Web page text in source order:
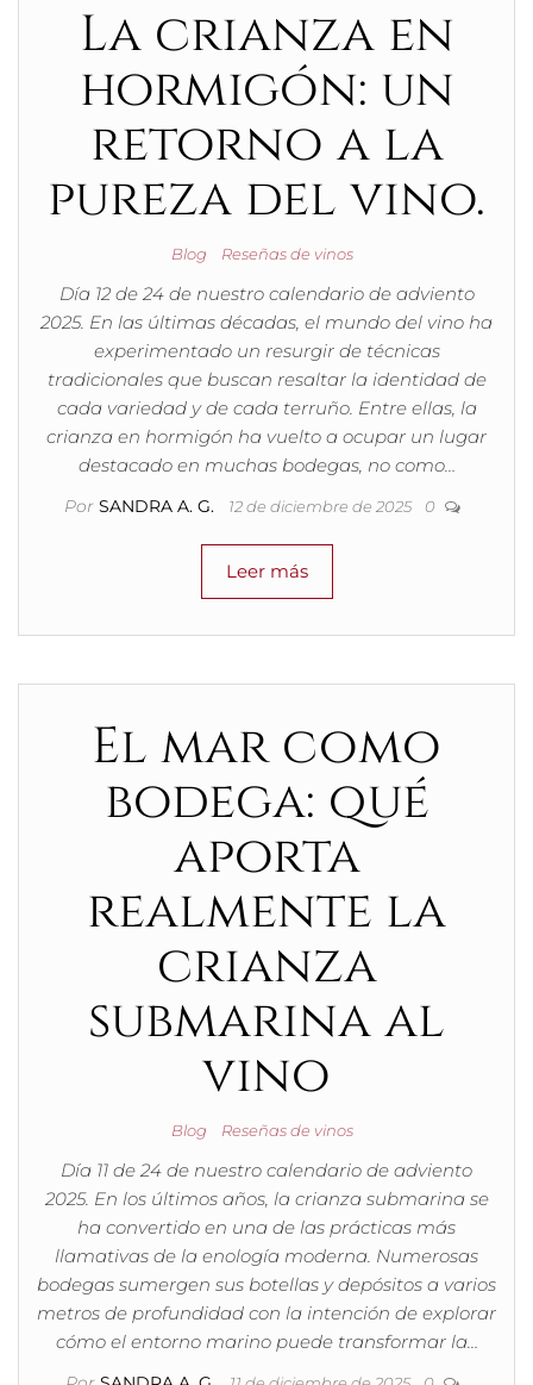
La crianza en
hormigón: un
retorno a la
pureza del vino.
Blog Reseñas de vinos
Día 12 de 24 de nuestro calendario de adviento
2025. En las últimas décadas, el mundo del vino ha
experimentado un resurgir de técnicas
tradicionales que buscan resaltar la identidad de
cada variedad y de cada terruño. Entre ellas, la
crianza en hormigón ha vuelto a ocupar un lugar
destacado en muchas bodegas, no como…
Por SANDRA A. G. 12 de diciembre de 2025 0
Leer más
El mar como
bodega: qué
aporta
realmente la
crianza
submarina al
vino
Blog Reseñas de vinos
Día 11 de 24 de nuestro calendario de adviento
2025. En los últimos años, la crianza submarina se
ha convertido en una de las prácticas más
llamativas de la enología moderna. Numerosas
bodegas sumergen sus botellas y depósitos a varios
metros de profundidad con la intención de explorar
cómo el entorno marino puede transformar la…